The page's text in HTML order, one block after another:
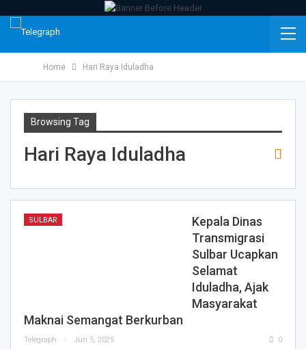
Home Hari Raya Iduladha
Browsing Tag
Hari Raya Iduladha
SULBAR
Kepala Dinas
Transmigrasi
Sulbar Ucapkan
Selamat
Iduladha, Ajak
Masyarakat
Maknai Semangat Berkurban
Telegraph Jun 5, 2025 0